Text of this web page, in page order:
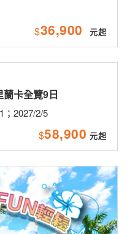
$36,900
蘭卡全覽9日
；2027/2/5
$58,900